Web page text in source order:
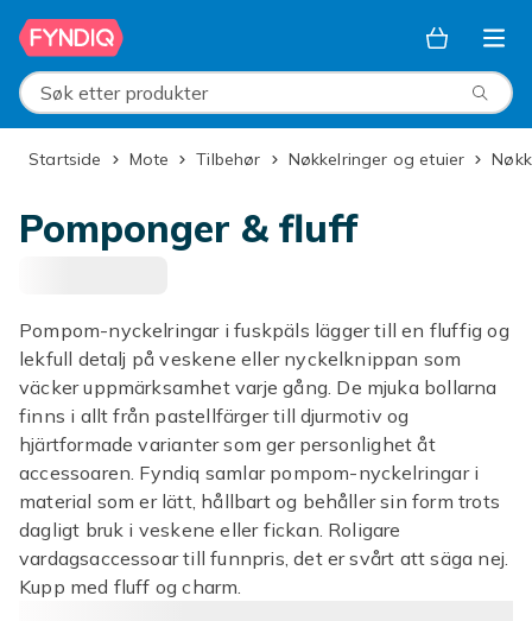
Hopp til hovedinnhold
Søk etter produkter
Startside Mote Tilbehør Nøkkelringer og etuier
Pomponger & fluff
Pompom-nyckelringar i fuskpäls lägger till en fluffig og
lekfull detalj på veskene eller nyckelknippan som
väcker uppmärksamhet varje gång. De mjuka bollarna
finns i allt från pastellfärger till djurmotiv og
hjärtformade varianter som ger personlighet åt
accessoaren. Fyndiq samlar pompom-nyckelringar i
material som er lätt, hållbart og behåller sin form trots
dagligt bruk i veskene eller fickan. Roligare
vardagsaccessoar till funnpris, det er svårt att säga nej.
Kupp med fluff og charm.